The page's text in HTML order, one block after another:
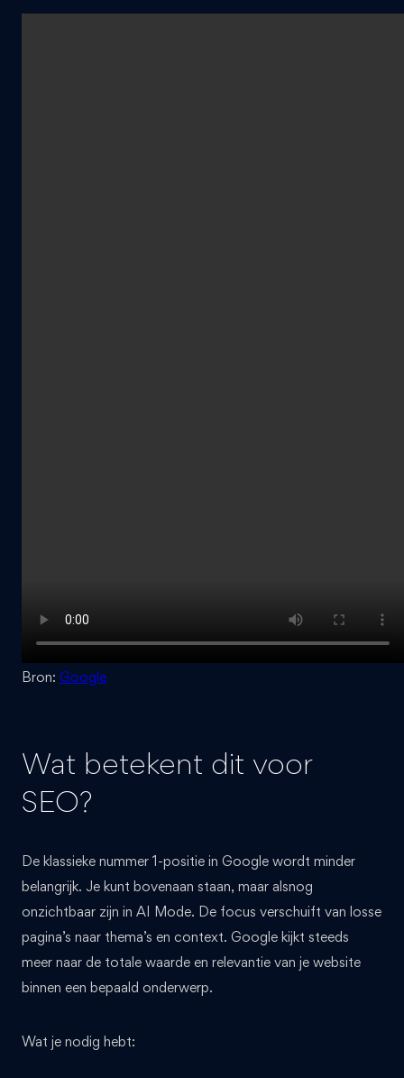
Bron: Google
Wat betekent dit voor
SEO?
De klassieke nummer 1-positie in Google wordt minder
belangrijk. Je kunt bovenaan staan, maar alsnog
onzichtbaar zijn in AI Mode. De focus verschuift van losse
pagina’s naar thema’s en context. Google kijkt steeds
meer naar de totale waarde en relevantie van je website
binnen een bepaald onderwerp.
Wat je nodig hebt: